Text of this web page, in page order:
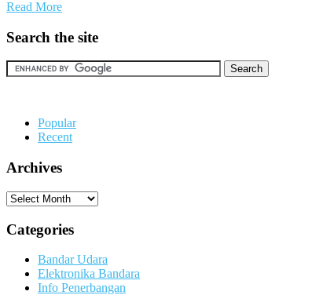
Read More
Search the site
Popular
Recent
Archives
Archives
Categories
Bandar Udara
Elektronika Bandara
Info Penerbangan